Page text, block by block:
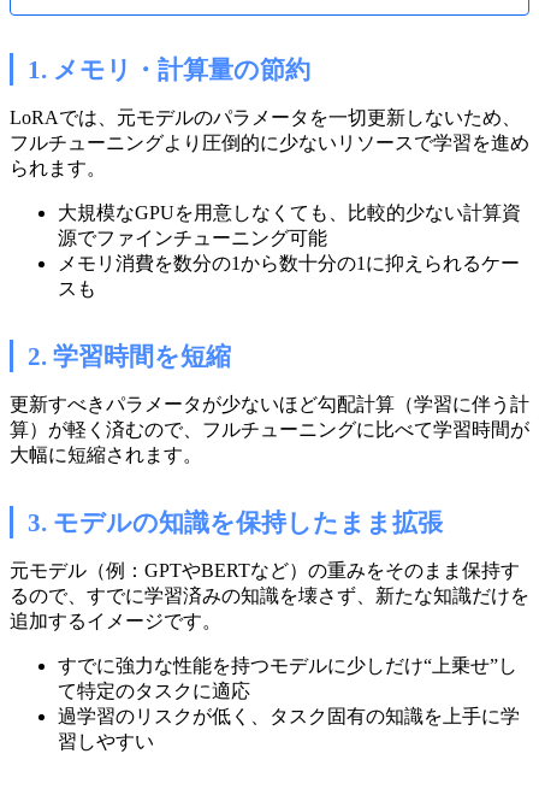
1. メモリ・計算量の節約
LoRAでは、元モデルのパラメータを一切更新しないため、
フルチューニングより圧倒的に少ないリソースで学習を進め
られます。
大規模なGPUを用意しなくても、比較的少ない計算資
源でファインチューニング可能
メモリ消費を数分の1から数十分の1に抑えられるケー
スも
2. 学習時間を短縮
更新すべきパラメータが少ないほど勾配計算（学習に伴う計
算）が軽く済むので、フルチューニングに比べて学習時間が
大幅に短縮されます。
3. モデルの知識を保持したまま拡張
元モデル（例：GPTやBERTなど）の重みをそのまま保持す
るので、すでに学習済みの知識を壊さず、新たな知識だけを
追加するイメージです。
すでに強力な性能を持つモデルに少しだけ“上乗せ”し
て特定のタスクに適応
過学習のリスクが低く、タスク固有の知識を上手に学
習しやすい